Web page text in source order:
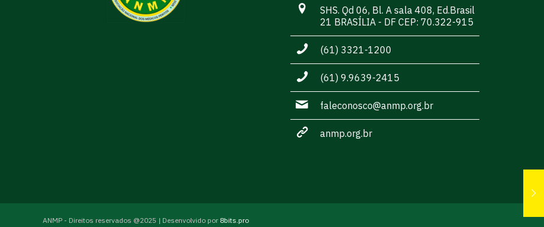
SHS. Qd 06, Bl. A sala 408, Ed.Brasil
21 BRASÍLIA - DF CEP: 70.322-915
(61) 3321-1200
(61) 9.9639-2415
faleconosco@anmp.org.br
anmp.org.br
ANMP - Direitos reservados @2025 | Desenvolvido por 8bits.pro